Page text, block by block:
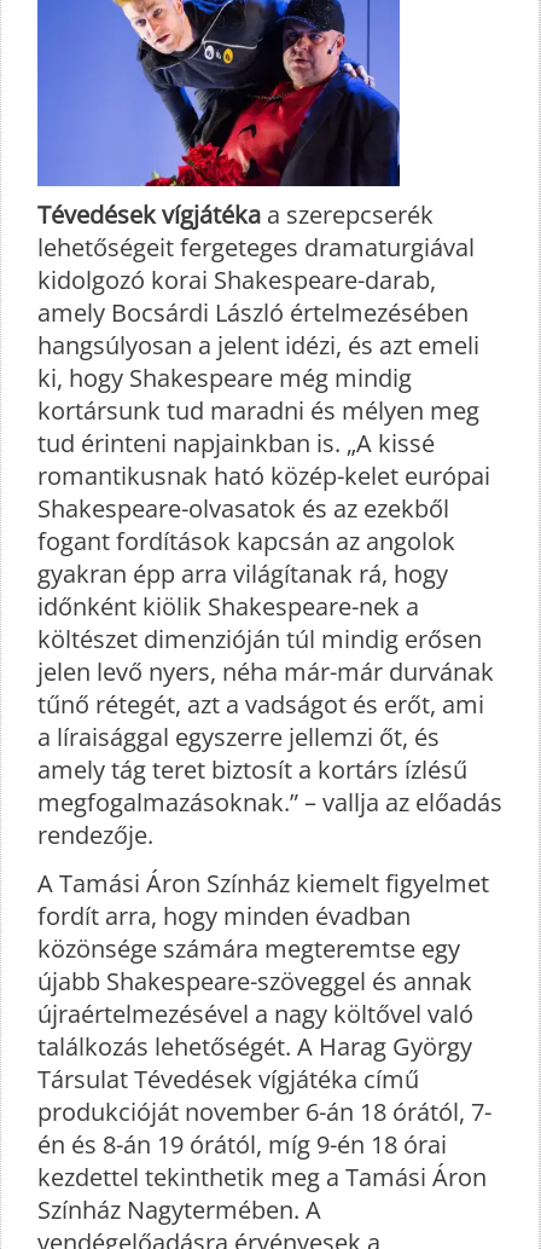
Tévedések vígjátéka a szerepcserék
lehetőségeit fergeteges dramaturgiával
kidolgozó korai Shakespeare-darab,
amely Bocsárdi László értelmezésében
hangsúlyosan a jelent idézi, és azt emeli
ki, hogy Shakespeare még mindig
kortársunk tud maradni és mélyen meg
tud érinteni napjainkban is. „A kissé
romantikusnak ható közép-kelet európai
Shakespeare-olvasatok és az ezekből
fogant fordítások kapcsán az angolok
gyakran épp arra világítanak rá, hogy
időnként kiölik Shakespeare-nek a
költészet dimenzióján túl mindig erősen
jelen levő nyers, néha már-már durvának
tűnő rétegét, azt a vadságot és erőt, ami
a líraisággal egyszerre jellemzi őt, és
amely tág teret biztosít a kortárs ízlésű
megfogalmazásoknak.” – vallja az előadás
rendezője.
A Tamási Áron Színház kiemelt figyelmet
fordít arra, hogy minden évadban
közönsége számára megteremtse egy
újabb Shakespeare-szöveggel és annak
újraértelmezésével a nagy költővel való
találkozás lehetőségét. A Harag György
Társulat Tévedések vígjátéka című
produkcióját november 6-án 18 órától, 7-
én és 8-án 19 órától, míg 9-én 18 órai
kezdettel tekinthetik meg a Tamási Áron
Színház Nagytermében. A
vendégelőadásra érvényesek a